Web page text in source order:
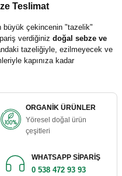
Teslimat
büyük çekincenin "tazelik"
verdiğiniz doğal sebze ve
tazeliğiyle, ezilmeyecek ve
kapınıza kadar
ORGANİK ÜRÜNLER
Yöresel doğal ürün
çeşitleri
WHATSAPP SİPARİŞ
0 538 472 93 93